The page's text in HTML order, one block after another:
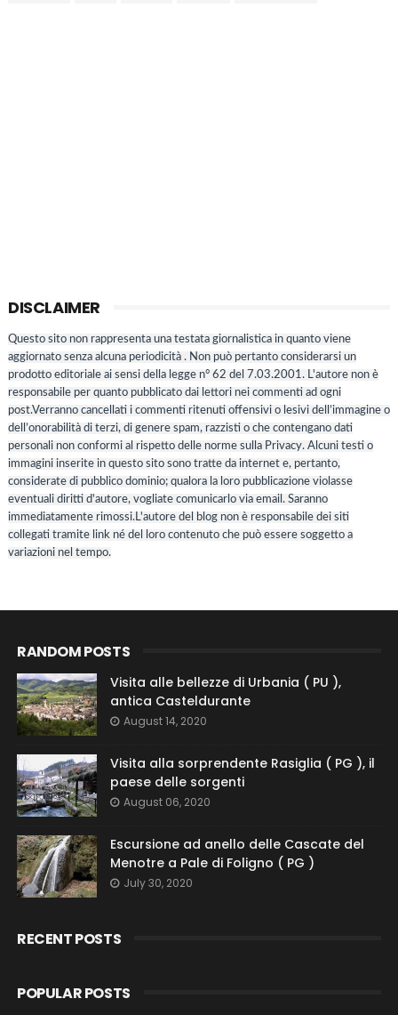
DISCLAIMER
Questo sito non rappresenta una testata giornalistica in quanto viene
aggiornato senza alcuna periodicità . Non può pertanto considerarsi un
prodotto editoriale ai sensi della legge n° 62 del 7.03.2001. L'autore non è
responsabile per quanto pubblicato dai lettori nei commenti ad ogni
post.Verranno cancellati i commenti ritenuti offensivi o lesivi dell’immagine o
dell’onorabilità di terzi, di genere spam, razzisti o che contengano dati
personali non conformi al rispetto delle norme sulla Privacy. Alcuni testi o
immagini inserite in questo sito sono tratte da internet e, pertanto,
considerate di pubblico dominio; qualora la loro pubblicazione violasse
eventuali diritti d'autore, vogliate comunicarlo via email. Saranno
immediatamente rimossi.L'autore del blog non è responsabile dei siti
collegati tramite link né del loro contenuto che può essere soggetto a
variazioni nel tempo.
RANDOM POSTS
Visita alle bellezze di Urbania ( PU ),
antica Casteldurante
August 14, 2020
Visita alla sorprendente Rasiglia ( PG ), il
paese delle sorgenti
August 06, 2020
Escursione ad anello delle Cascate del
Menotre a Pale di Foligno ( PG )
July 30, 2020
RECENT POSTS
POPULAR POSTS